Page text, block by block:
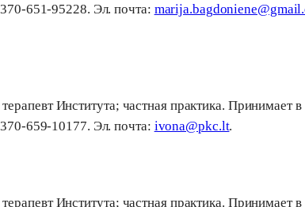
651-95228. Эл. почта:
Института; частная практика. Принимает
659-10177. Эл. почта: ivona@pkc.lt.
Института; частная практика. Принимает